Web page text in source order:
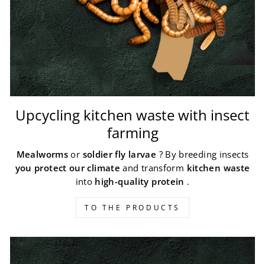
Upcycling kitchen waste with insect
farming
Mealworms or soldier fly larvae ? By breeding insects
you protect our climate and transform kitchen waste
into high-quality protein .
TO THE PRODUCTS